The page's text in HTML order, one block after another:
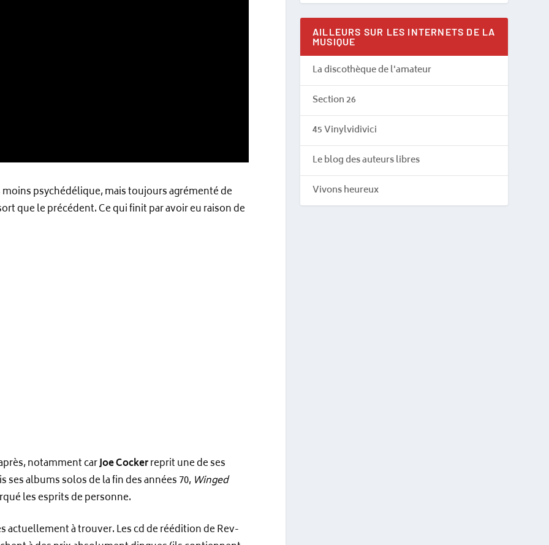
psychédélique, mais toujours agrémenté de
que le précédent. Ce qui finit par avoir eu raison de
notamment carJoe Cockerreprit une de ses
ses albums solos de la fin des années 70, Winged
les esprits de personne.
actuellement à trouver. Les cd de réédition de Rev-
AILLEURS SUR LES INTERNETS DE LA
MUSIQUE
La discothèque de l'amateur
Section 26
45 Vinylvidivici
Le blog des auteurs libres
Vivons heureux